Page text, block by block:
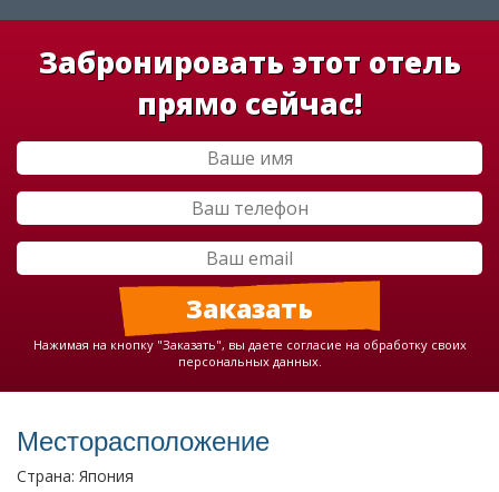
Забронировать этот отель
прямо сейчас!
Нажимая на кнопку "Заказать", вы даете согласие на обработку своих
персональных данных.
Месторасположение
Страна: Япония